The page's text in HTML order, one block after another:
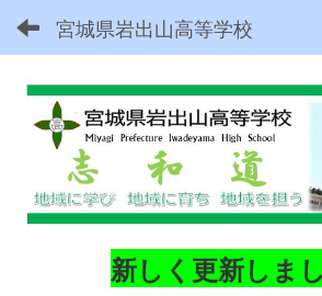
宮城県岩出山高等学校
新しく更新しま